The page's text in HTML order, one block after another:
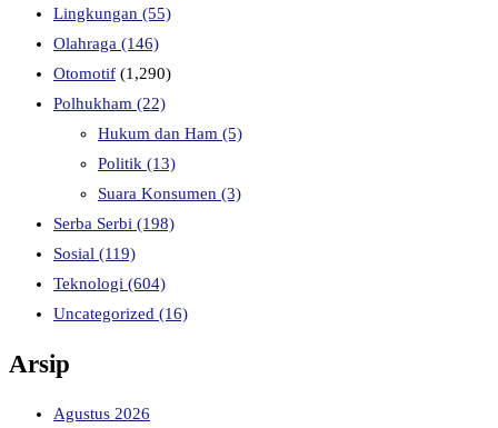
Lingkungan (55)
Olahraga (146)
Otomotif (1,290)
Polhukham (22)
Hukum dan Ham (5)
Politik (13)
Suara Konsumen (3)
Serba Serbi (198)
Sosial (119)
Teknologi (604)
Uncategorized (16)
Arsip
Agustus 2026